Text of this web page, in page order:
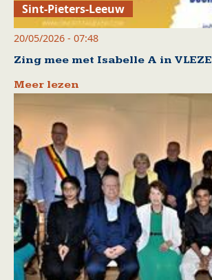
Sint-Pieters-Leeuw
20/05/2026 - 07:48
Zing mee met Isabelle A in
Meer lezen